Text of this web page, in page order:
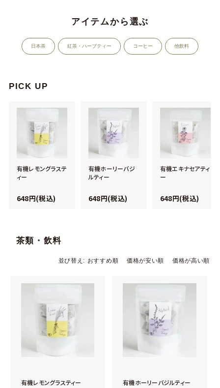
アイテムから選ぶ
日本茶 紅茶・ハーブティー コーヒー 他飲料
PICK UP
有機レモングラステ
ィー
648円(税込)
有機ホーリーバジ
ルティー
648円(税込)
有機エキナセアティ
ー
648円(税込)
茶類・飲料
並び替え おすすめ順 価格が安い順 価格が高い順
有機レモングラスティー 有機ホーリーバジルティー